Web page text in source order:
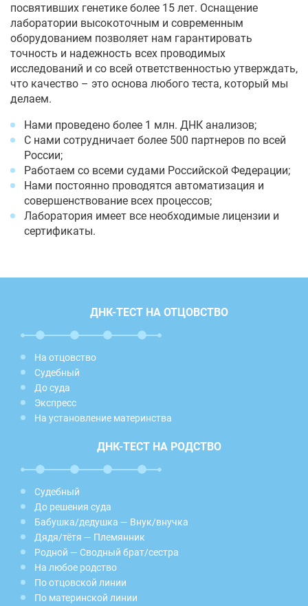
посвятивших генетике более 15 лет. Оснащение
лаборатории высокоточным и современным
оборудованием позволяет нам гарантировать
точность и надежность всех проводимых
исследований и со всей ответственностью утверждать,
что качество – это основа любого теста, который мы
делаем.
Нами проведено более 1 млн. ДНК анализов;
С нами сотрудничает более 500 партнеров по всей
России;
Работаем со всеми судами Российской Федерации;
Нами постоянно проводятся автоматизация и
совершенствование всех процессов;
Лаборатория имеет все необходимые лицензии и
сертификаты.
ДНК-ТЕСТ НА ОТЦОВСТВО
На отцовство
Судебный
До суда
Экспресс
На установление материнства
ДНК-ТЕСТ НА РОДСТВО
Судебный
До решения суда
Бабушка/дедушка — Внук/внучка
Дядя/тётя — Племянник
Родной — Сводный брат/сестра
На любое родство
По отцовской линии
По материнской линии